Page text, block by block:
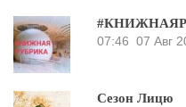
07:46 07 Авг
Сезон Лицю